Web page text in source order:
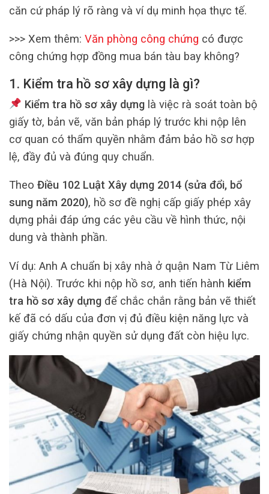
căn cứ pháp lý rõ ràng và ví dụ minh họa thực tế.
>>> Xem thêm: Văn phòng công chứng có được
công chứng hợp đồng mua bán tàu bay không?
1. Kiểm tra hồ sơ xây dựng là gì?
Kiểm tra hồ sơ xây dựnglà việc rà soát toàn bộ
giấy tờ, bản vẽ, văn bản pháp lý trước khi nộp lên
cơ quan có thẩm quyền nhằm đảm bảo hồ sơ hợp
lệ, đầy đủ và đúng quy chuẩn.
Theo Điều 102 Luật Xây dựng 2014 (sửa đổi, bổ
sung năm 2020), hồ sơ đề nghị cấp giấy phép xây
dựng phải đáp ứng các yêu cầu về hình thức, nội
dung và thành phần.
Ví dụ: Anh A chuẩn bị xây nhà ở quận Nam Từ Liêm
(Hà Nội). Trước khi nộp hồ sơ, anh tiến hành kiểm
tra hồ sơ xây dựng để chắc chắn rằng bản vẽ thiết
kế đã có dấu của đơn vị đủ điều kiện năng lực và
giấy chứng nhận quyền sử dụng đất còn hiệu lực.